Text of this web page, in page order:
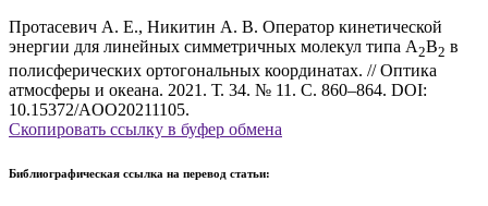
Протасевич А. Е., Никитин А. В. Оператор кинетической
энергии для линейных симметричных молекул типа A2B2 в
полисферических ортогональных координатах. // Оптика
атмосферы и океана. 2021. Т. 34. № 11. С. 860–864. DOI:
10.15372/AOO20211105.
Скопировать ссылку в буфер обмена
Библиографическая ссылка на перевод статьи: